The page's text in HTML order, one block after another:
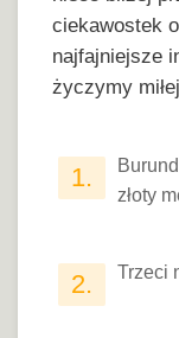
ciekawostek
najfajniejsze
życzymy
1.
złoty
2. Trzeci